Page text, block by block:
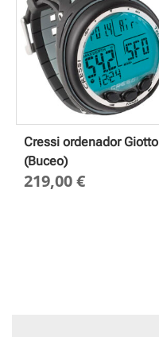
Cressi ordenador Giotto
(Buceo)
219,00€